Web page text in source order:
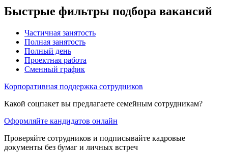
Быстрые фильтры подбора вакансий
Частичная занятость
Полная занятость
Полный день
Проектная работа
Сменный график
Корпоративная поддержка сотрудников
Какой соцпакет вы предлагаете семейным сотрудникам?
Оформляйте кандидатов онлайн
Проверяйте сотрудников и подписывайте кадровые
документы без бумаг и личных встреч